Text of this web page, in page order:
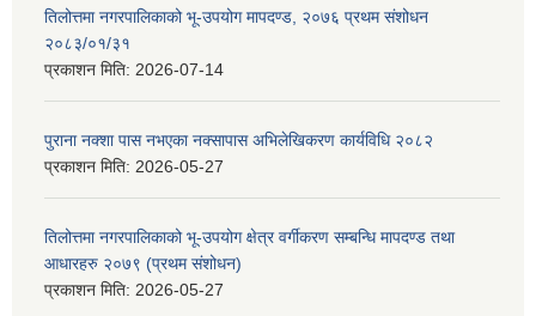
तिलोत्तमा नगरपालिकाको भू-उपयोग मापदण्ड, २०७६ प्रथम संशोधन
२०८३/०१/३१
प्रकाशन मिति: 2026-07-14
पुराना नक्शा पास नभएका नक्सापास अभिलेखिकरण कार्यविधि २०८२
प्रकाशन मिति: 2026-05-27
तिलोत्तमा नगरपालिकाको भू-उपयोग क्षेत्र वर्गीकरण सम्बन्धि मापदण्ड तथा
आधारहरु २०७९ (प्रथम संशोधन)
प्रकाशन मिति: 2026-05-27